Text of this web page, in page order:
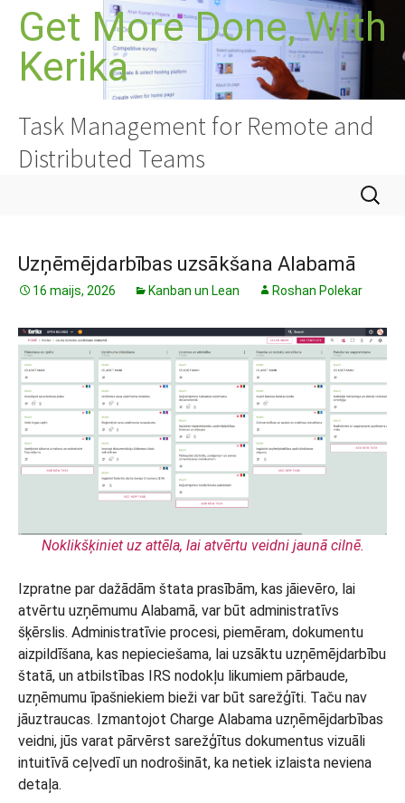
Doties
saturu
Get More Done, With
Kerika
Task Management for Remote and
Distributed Teams
Meklēt:
Uzņēmējdarbības uzsākšana Alabamā
16 maijs, 2026 Kanban un Lean Roshan Polekar
Noklikšķiniet uz attēla, lai atvērtu veidni jaunā cilnē.
Izpratne par dažādām štata prasībām, kas jāievēro, lai
atvērtu uzņēmumu Alabamā, var būt administratīvs
šķērslis. Administratīvie procesi, piemēram, dokumentu
aizpildīšana, kas nepieciešama, lai uzsāktu uzņēmējdarbību
štatā, un atbilstības IRS nodokļu likumiem pārbaude,
uzņēmumu īpašniekiem bieži var būt sarežģīti. Taču nav
jāuztraucas. Izmantojot Charge Alabama uzņēmējdarbības
veidni, jūs varat pārvērst sarežģītus dokumentus vizuāli
intuitīvā ceļvedī un nodrošināt, ka netiek izlaista neviena
detaļa.